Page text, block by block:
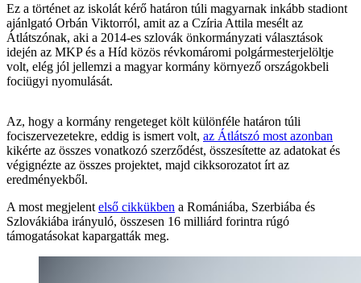
Ez a történet az iskolát kérő határon túli magyarnak inkább stadiont
ajánlgató Orbán Viktorról, amit az a Czíria Attila mesélt az
Átlátszónak, aki a 2014-es szlovák önkormányzati választások
idején az MKP és a Híd közös révkomáromi polgármesterjelöltje
volt, elég jól jellemzi a magyar kormány környező országokbeli
fociügyi nyomulását.
Az, hogy a kormány rengeteget költ különféle határon túli
fociszervezetekre, eddig is ismert volt, az Átlátszó most azonban
kikérte az összes vonatkozó szerződést, összesítette az adatokat és
végignézte az összes projektet, majd cikksorozatot írt az
eredményekből.
A most megjelent első cikkükben a Romániába, Szerbiába és
Szlovákiába irányuló, összesen 16 milliárd forintra rúgó
támogatásokat kapargatták meg.